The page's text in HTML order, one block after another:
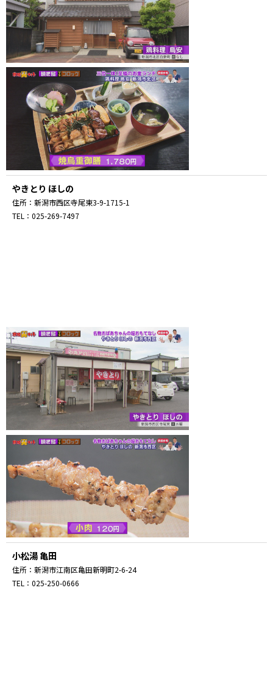
やきとり ほしの
住所：新潟市西区寺尾東3-9-1715-1
TEL：025-269-7497
小松湯 亀田
住所：新潟市江南区亀田新明町2-6-24
TEL：025-250-0666